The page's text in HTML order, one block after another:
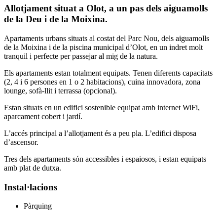
Allotjament situat a Olot, a un pas dels aiguamolls
de la Deu i de la Moixina.
Apartaments urbans situats al costat del Parc Nou, dels aiguamolls
de la Moixina i de la piscina municipal d’Olot, en un indret molt
tranquil i perfecte per passejar al mig de la natura.
Els apartaments estan totalment equipats. Tenen diferents capacitats
(2, 4 i 6 persones en 1 o 2 habitacions), cuina innovadora, zona
lounge, sofà-llit i terrassa (opcional).
Estan situats en un edifici sostenible equipat amb internet WiFi,
aparcament cobert i jardí.
L’accés principal a l’allotjament és a peu pla. L’edifici disposa
d’ascensor.
Tres dels apartaments són accessibles i espaiosos, i estan equipats
amb plat de dutxa.
Instal·lacions
Pàrquing